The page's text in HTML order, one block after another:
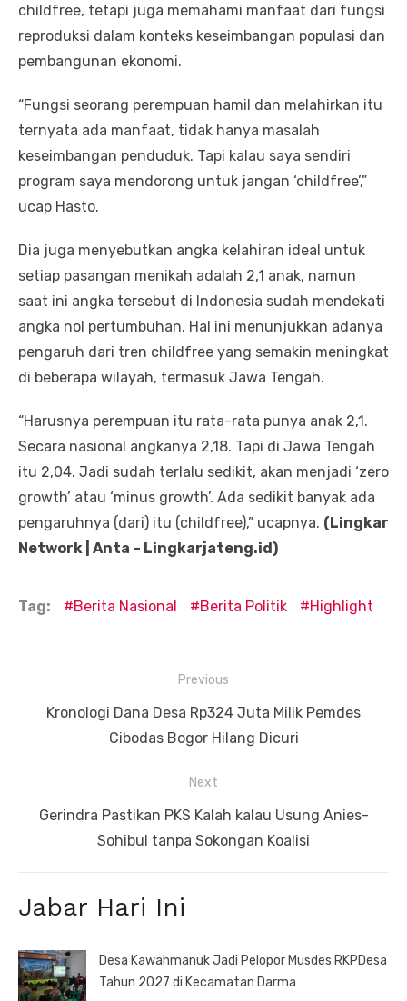
childfree, tetapi juga memahami manfaat dari fungsi
reproduksi dalam konteks keseimbangan populasi dan
pembangunan ekonomi.
“Fungsi seorang perempuan hamil dan melahirkan itu
ternyata ada manfaat, tidak hanya masalah
keseimbangan penduduk. Tapi kalau saya sendiri
program saya mendorong untuk jangan ‘childfree’,”
ucap Hasto.
Dia juga menyebutkan angka kelahiran ideal untuk
setiap pasangan menikah adalah 2,1 anak, namun
saat ini angka tersebut di Indonesia sudah mendekati
angka nol pertumbuhan. Hal ini menunjukkan adanya
pengaruh dari tren childfree yang semakin meningkat
di beberapa wilayah, termasuk Jawa Tengah.
“Harusnya perempuan itu rata-rata punya anak 2,1.
Secara nasional angkanya 2,18. Tapi di Jawa Tengah
itu 2,04. Jadi sudah terlalu sedikit, akan menjadi ‘zero
growth’ atau ‘minus growth’. Ada sedikit banyak ada
pengaruhnya (dari) itu (childfree),” ucapnya. (Lingkar
Network | Anta – Lingkarjateng.id)
Tag: Berita Nasional Berita Politik Highlight
pos
Previous
Previous
Kronologi Dana Desa Rp324 Juta Milik Pemdes
Cibodas Bogor Hilang Dicuri
Next
Next
Gerindra Pastikan PKS Kalah kalau Usung Anies-
Sohibul tanpa Sokongan Koalisi
Jabar Hari Ini
Desa Kawahmanuk Jadi Pelopor Musdes RKPDesa
Tahun 2027 di Kecamatan Darma